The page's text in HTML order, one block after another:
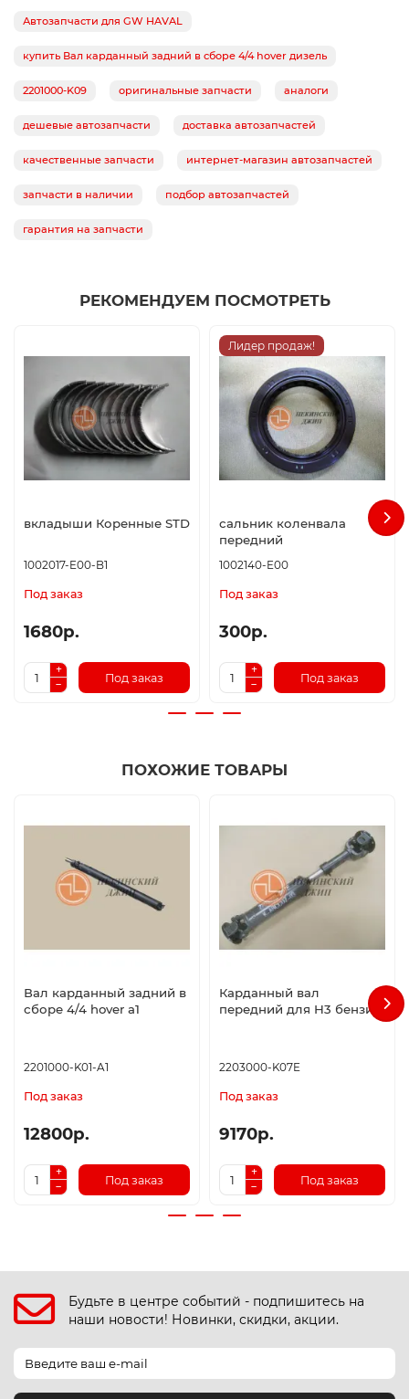
Автозапчасти для GW HAVAL
купить Вал карданный задний в сборе 4/4 hover дизель
2201000-K09 оригинальные запчасти аналоги
дешевые автозапчасти доставка автозапчастей
качественные запчасти интернет-магазин автозапчастей
запчасти в наличии подбор автозапчастей
гарантия на запчасти
РЕКОМЕНДУЕМ ПОСМОТРЕТЬ
вкладыши Коренные STD
1002017-E00-B1
Под заказ
1680р.
Под заказ
Лидер продаж!
сальник коленвала
передний
1002140-E00
Под заказ
300р.
Под заказ
ПОХОЖИЕ ТОВАРЫ
Вал карданный задний в
сборе 4/4 hover a1
2201000-K01-A1
Под заказ
12800р.
Под заказ
Карданный вал
передний для H3 бензин
2203000-K07E
Под заказ
9170р.
Под заказ
Будьте в центре событий - подпишитесь на
наши новости! Новинки, скидки, акции.